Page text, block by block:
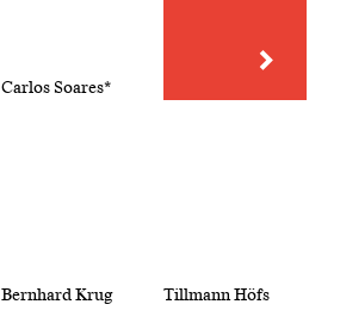
Carlos Soares*
Bernhard Krug Tillmann Höfs